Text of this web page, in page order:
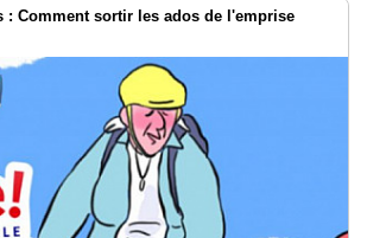
: Comment sortir les ados de l'emprise